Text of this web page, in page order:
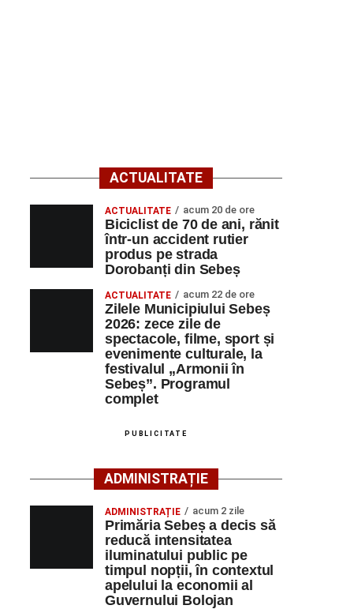
ACTUALITATE
ACTUALITATE acum 20 de ore
Biciclist de 70 de ani, rănit
într-un accident rutier
produs pe strada
Dorobanți din Sebeș
ACTUALITATE acum 22 de ore
Zilele Municipiului Sebeș
2026: zece zile de
spectacole, filme, sport și
evenimente culturale, la
festivalul „Armonii în
Sebeș”. Programul
complet
PUBLICITATE
ADMINISTRAȚIE
ADMINISTRAȚIE acum 2 zile
Primăria Sebeș a decis să
reducă intensitatea
iluminatului public pe
timpul nopții, în contextul
apelului la economii al
Guvernului Bolojan